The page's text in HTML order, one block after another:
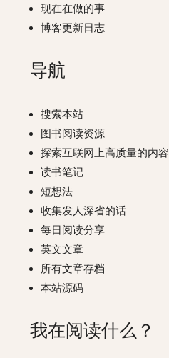
现在在做的事
博客更新日志
导航
搜索本站
图书阅读资源
探索互联网上高质量的内容
读书笔记
短想法
收集发人深省的话
每日阅读分享
英文文章
所有文章存档
本站源码
我在阅读什么？